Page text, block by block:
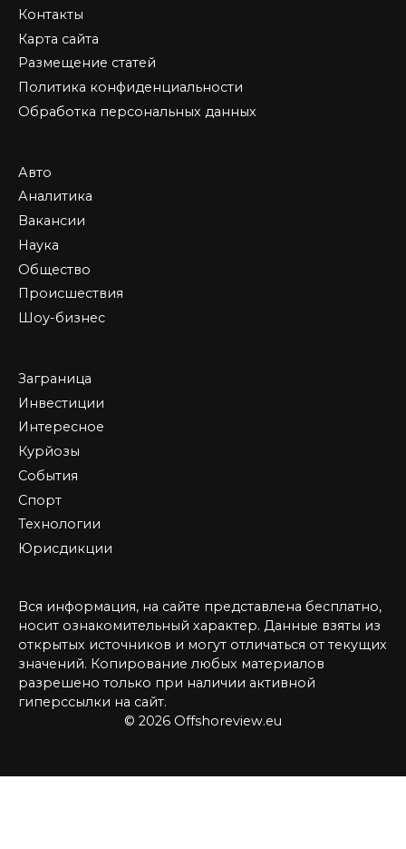
Контакты
Карта сайта
Размещение статей
Политика конфиденциальности
Обработка персональных данных
Авто
Аналитика
Вакансии
Наука
Общество
Происшествия
Шоу-бизнес
Заграница
Инвестиции
Интересное
Курйозы
События
Спорт
Технологии
Юрисдикции
Вся информация, на сайте представлена бесплатно,
носит ознакомительный характер. Данные взяты из
открытых источников и могут отличаться от текущих
значений. Копирование любых материалов
разрешено только при наличии активной
гиперссылки на сайт.
© 2026 Offshoreview.eu